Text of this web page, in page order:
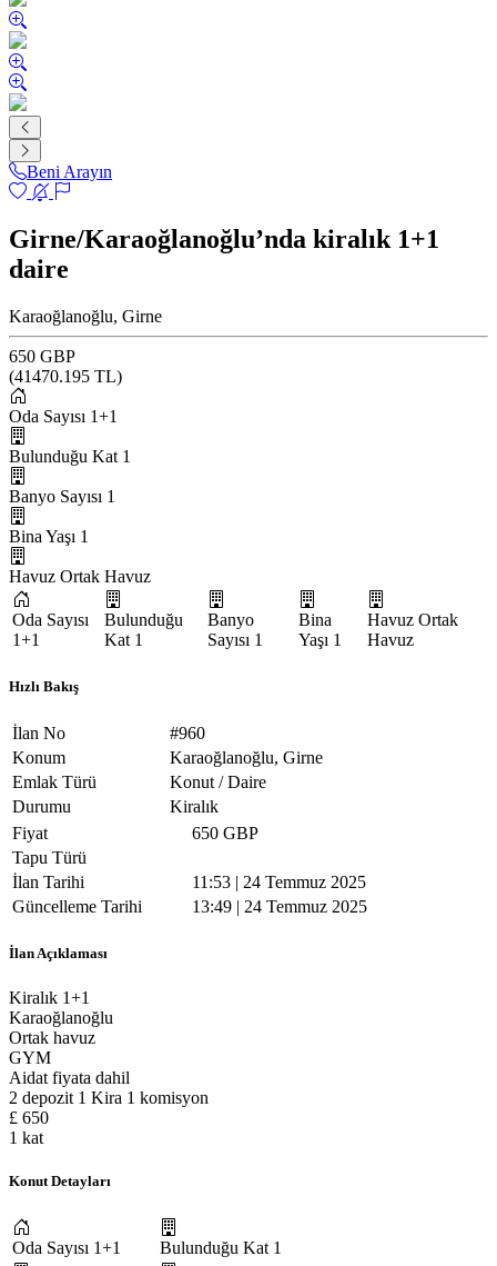
Beni Arayın
Girne/Karaoğlanoğlu’nda kiralık 1+1
daire
Karaoğlanoğlu, Girne
650 GBP
(41470.195 TL)
Oda Sayısı 1+1
Bulunduğu Kat 1
Banyo Sayısı 1
Bina Yaşı 1
Havuz Ortak Havuz
Oda Sayısı
1+1
Bulunduğu
Kat 1
Banyo
Sayısı 1
Bina
Yaşı 1
Havuz Ortak
Havuz
Hızlı Bakış
İlan No
#960
Konum
Karaoğlanoğlu, Girne
Emlak Türü
Konut / Daire
Durumu
Kiralık
Fiyat
650 GBP
Tapu Türü
İlan Tarihi
11:53 | 24 Temmuz 2025
Güncelleme Tarihi
13:49 | 24 Temmuz 2025
İlan Açıklaması
Kiralık 1+1
Karaoğlanoğlu
Ortak havuz
GYM
Aidat fiyata dahil
2 depozit 1 Kira 1 komisyon
£ 650
1 kat
Konut Detayları
Oda Sayısı 1+1 Bulunduğu Kat 1